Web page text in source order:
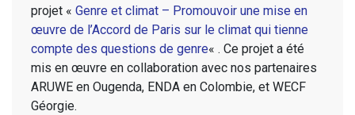
projet « Genre et climat – Promouvoir une mise en
œuvre de l’Accord de Paris sur le climat qui tienne
compte des questions de genre« . Ce projet a été
mis en œuvre en collaboration avec nos partenaires
ARUWE en Ougenda, ENDA en Colombie, et WECF
Géorgie.